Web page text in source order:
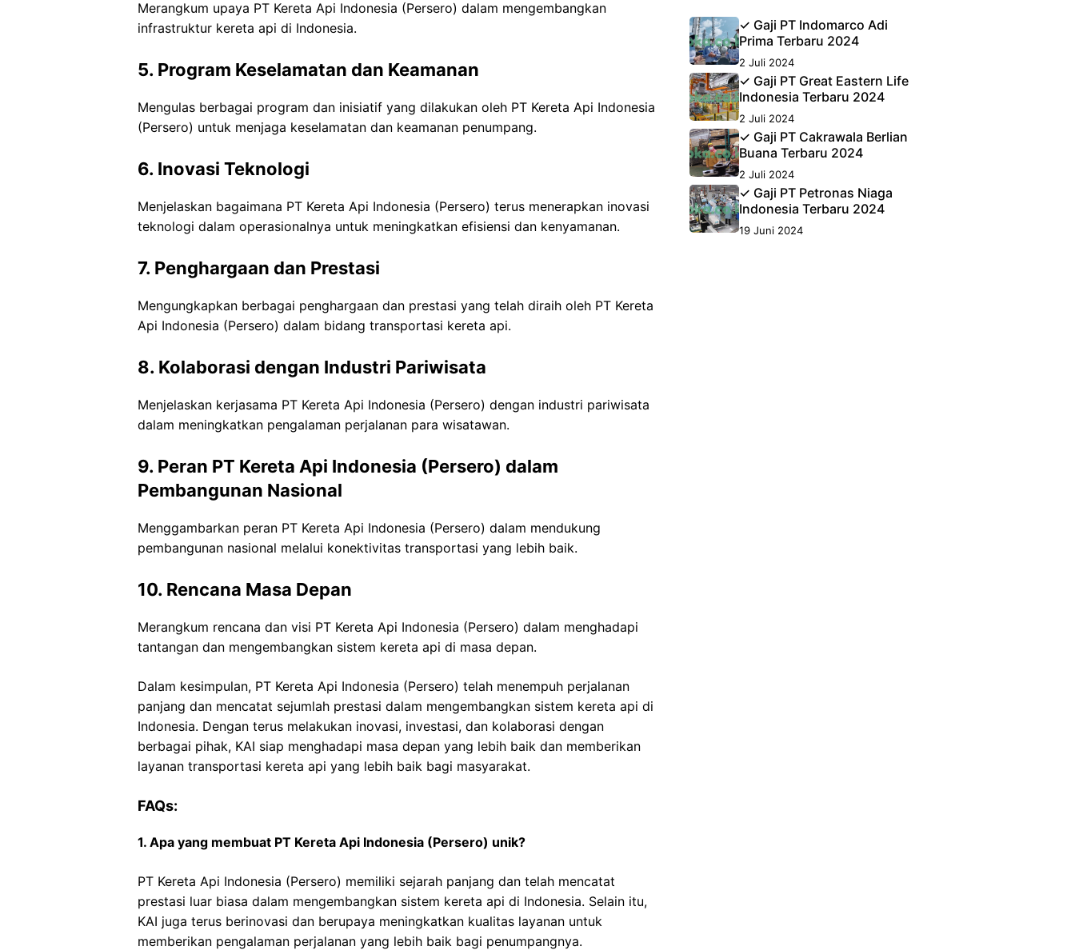
Merangkum upaya PT Kereta Api Indonesia (Persero) dalam mengembangkan
infrastruktur kereta api di Indonesia.
5. Program Keselamatan dan Keamanan
Mengulas berbagai program dan inisiatif yang dilakukan oleh PT Kereta Api Indonesia
(Persero) untuk menjaga keselamatan dan keamanan penumpang.
6. Inovasi Teknologi
Menjelaskan bagaimana PT Kereta Api Indonesia (Persero) terus menerapkan inovasi
teknologi dalam operasionalnya untuk meningkatkan efisiensi dan kenyamanan.
7. Penghargaan dan Prestasi
Mengungkapkan berbagai penghargaan dan prestasi yang telah diraih oleh PT Kereta
Api Indonesia (Persero) dalam bidang transportasi kereta api.
8. Kolaborasi dengan Industri Pariwisata
Menjelaskan kerjasama PT Kereta Api Indonesia (Persero) dengan industri pariwisata
dalam meningkatkan pengalaman perjalanan para wisatawan.
9. Peran PT Kereta Api Indonesia (Persero) dalam
Pembangunan Nasional
Menggambarkan peran PT Kereta Api Indonesia (Persero) dalam mendukung
pembangunan nasional melalui konektivitas transportasi yang lebih baik.
10. Rencana Masa Depan
Merangkum rencana dan visi PT Kereta Api Indonesia (Persero) dalam menghadapi
tantangan dan mengembangkan sistem kereta api di masa depan.
Dalam kesimpulan, PT Kereta Api Indonesia (Persero) telah menempuh perjalanan
panjang dan mencatat sejumlah prestasi dalam mengembangkan sistem kereta api di
Indonesia. Dengan terus melakukan inovasi, investasi, dan kolaborasi dengan
berbagai pihak, KAI siap menghadapi masa depan yang lebih baik dan memberikan
layanan transportasi kereta api yang lebih baik bagi masyarakat.
FAQs:
1. Apa yang membuat PT Kereta Api Indonesia (Persero) unik?
PT Kereta Api Indonesia (Persero) memiliki sejarah panjang dan telah mencatat
prestasi luar biasa dalam mengembangkan sistem kereta api di Indonesia. Selain itu,
KAI juga terus berinovasi dan berupaya meningkatkan kualitas layanan untuk
memberikan pengalaman perjalanan yang lebih baik bagi penumpangnya.
✓ Gaji PT Indomarco Adi
Prima Terbaru 2024
2 Juli 2024
✓ Gaji PT Great Eastern Life
Indonesia Terbaru 2024
2 Juli 2024
✓ Gaji PT Cakrawala Berlian
Buana Terbaru 2024
2 Juli 2024
✓ Gaji PT Petronas Niaga
Indonesia Terbaru 2024
19 Juni 2024